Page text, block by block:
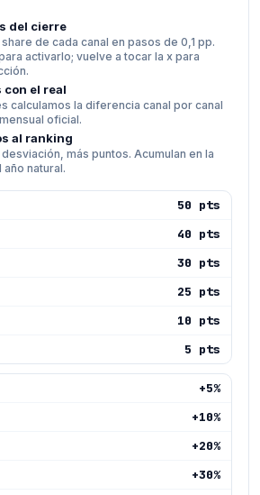
del cierre
de cada canal en pasos de 0,1 pp.
activarlo; vuelve a tocar la x para
con el real
calculamos la diferencia canal por canal
oficial.
al ranking
más puntos. Acumulan en la
natural.
50 pts
40 pts
30 pts
25 pts
10 pts
5 pts
+5%
+10%
+20%
+30%